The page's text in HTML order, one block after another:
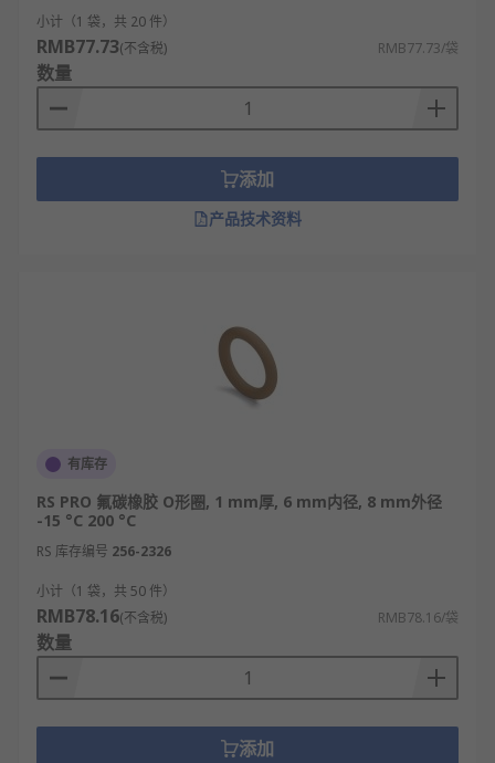
轴用YX型密封圈：用于往复运动液压油缸中活
塞杆的密封。
密封圈的适用范围
舶、等管道系统、汽车﹑摩托车、各种机械、家用电
器、电子、玩具、运动器材、气动元件及卫浴等。
小计（1 袋，共 20 件）
RMB77.73(不含税) RMB77.73/袋
数量
添加
产品技术资料
有库存
RS PRO 氟碳橡胶 O形圈, 1 mm厚, 6 mm内径, 8 mm外径
-15 °C 200 °C
RS 库存编号 256-2326
小计（1 袋，共 50 件）
RMB78.16(不含税) RMB78.16/袋
数量
添加